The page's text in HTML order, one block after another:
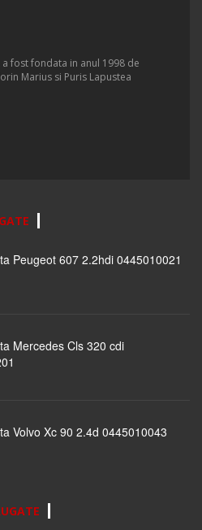
a fost fondata in anul 1998 de
Marius si Puris Lapustea
Peugeot 607 2.2hdi 0445010021
Mercedes Cls 320 cdi
Volvo Xc 90 2.4d 0445010043